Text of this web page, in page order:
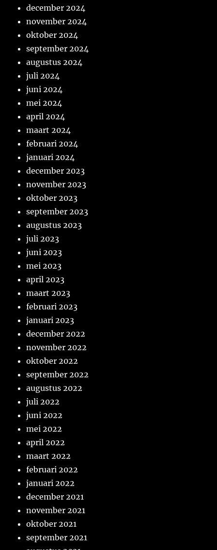
december 2024
november 2024
oktober 2024
september 2024
augustus 2024
juli 2024
juni 2024
mei 2024
april 2024
maart 2024
februari 2024
januari 2024
december 2023
november 2023
oktober 2023
september 2023
augustus 2023
juli 2023
juni 2023
mei 2023
april 2023
maart 2023
februari 2023
januari 2023
december 2022
november 2022
oktober 2022
september 2022
augustus 2022
juli 2022
juni 2022
mei 2022
april 2022
maart 2022
februari 2022
januari 2022
december 2021
november 2021
oktober 2021
september 2021